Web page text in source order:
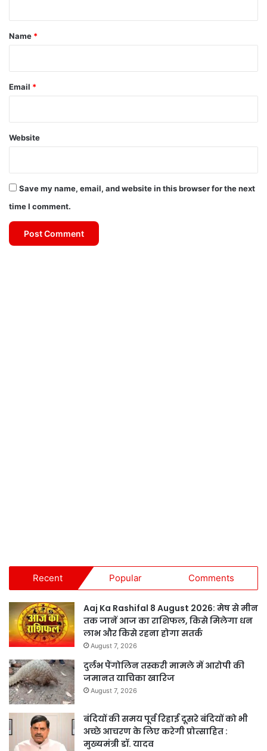
*
Name *
Email *
Website
Save my name, email, and website in this browser for the next
time I comment.
Recent Popular Comments
Aaj Ka Rashifal 8 August 2026: मेष से मीन
तक जानें आज का राशिफल, किसे मिलेगा धन
लाभ और किसे रहना होगा सतर्क
August 7, 2026
दुर्लभ पैंगोलिन तस्करी मामले में आरोपी की
जमानत याचिका खारिज
August 7, 2026
बंदियों की समय पूर्व रिहाई दूसरे बंदियों को भी
अच्छे आचरण के लिए करेगी प्रोत्साहित :
मुख्यमंत्री डॉ. यादव